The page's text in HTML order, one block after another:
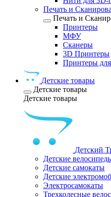
Печать и
Печать и
Принтеры
МФУ
Сканеры
3D Принтеры
Принтеры
Детские товары
Детские товары
Детские товары
Детский
Детские
Детские самокаты
Детские
Электросамокаты
Трехколесные